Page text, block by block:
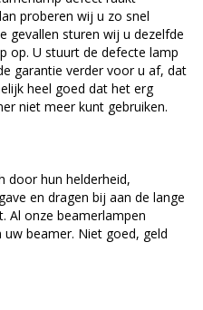
proberen wij u zo snel
gevallen sturen wij u dezelfde
op. U stuurt de defecte lamp
garantie verder voor u af, dat
heel goed dat het erg
niet meer kunt gebruiken.
door hun helderheid,
en dragen bij aan de lange
Al onze beamerlampen
beamer. Niet goed, geld